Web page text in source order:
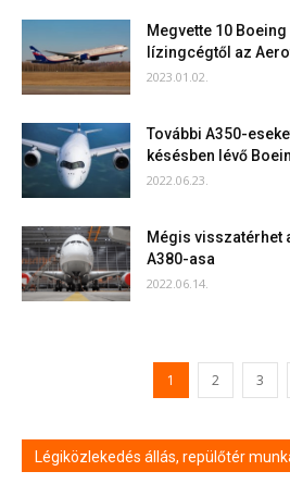
Megvette 10
lízingcégtől az
2023.01.02.
További A350-
késésben lévő
2022.06.23.
Mégis visszatérhet
A380-asa
2022.06.14.
1 2 3
Légiközlekedés állás, repülőtér